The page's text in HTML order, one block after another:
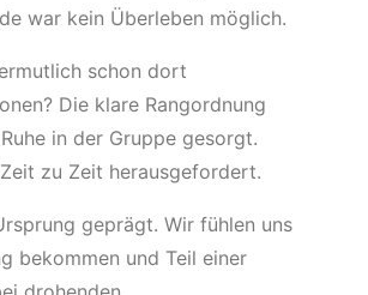
war kein Überleben möglich.
schon dort
Die klare Rangordnung
in der Gruppe gesorgt.
zu Zeit herausgefordert.
geprägt. Wir fühlen uns
bekommen und Teil einer